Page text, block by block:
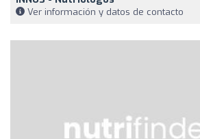
Ver información y datos de contacto